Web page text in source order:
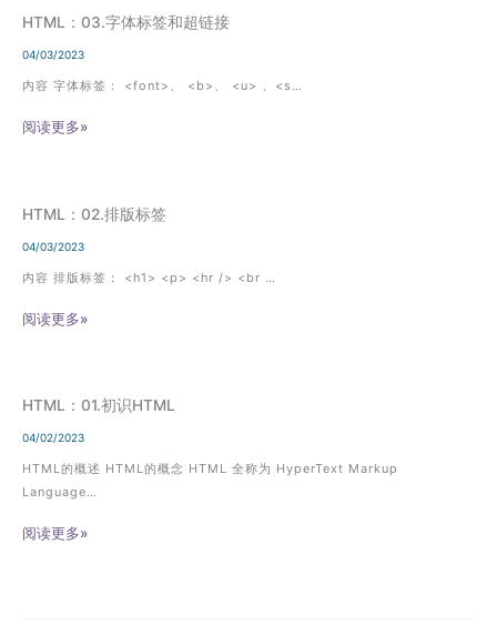
HTML：03.字体标签和超链接
04/03/2023
内容 字体标签： <font>、 <b>、 <u> 、<s…
阅读更多»
HTML：02.排版标签
04/03/2023
内容 排版标签： <h1> <p> <hr /> <br …
阅读更多»
HTML：01.初识HTML
04/02/2023
HTML的概述 HTML的概念 HTML 全称为 HyperText Markup
Language…
阅读更多»